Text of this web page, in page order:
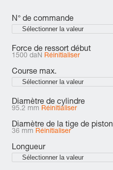
N° de commande
Force de ressort début
1500 daN Réinitialiser
Course max.
Diamètre de cylindre
95.2 mm Réinitialiser
Diamètre de la tige de piston
36 mm Réinitialiser
Longueur